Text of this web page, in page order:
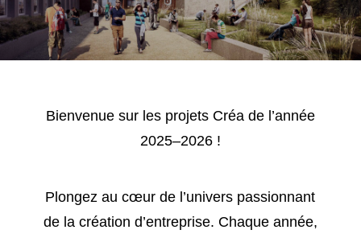
Bienvenue sur les projets Créa de l’année
2025–2026 !
Plongez au cœur de l’univers passionnant
de la création d’entreprise. Chaque année,